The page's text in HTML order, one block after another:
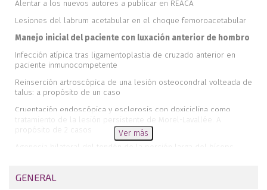
Alentar a los nuevos autores a publicar en REACA
Lesiones del labrum acetabular en el choque femoroacetabular
Manejo inicial del paciente con luxación anterior de hombro
Infección atípica tras ligamentoplastia de cruzado anterior en
paciente inmunocompetente
Reinserción artroscópica de una lesión osteocondral volteada de
talus: a propósito de un caso
Cruentación endoscópica y esclerosis con doxiciclina como
tratamiento de la lesión persistente de Morel-Lavallée. A
propósito de 2 casos
Agenesia bilateral del tendón de la porción larga del bíceps
posicionamiento en silla de playa en cirugía artroscópica de
hombro. A propósito de un caso
Ver más
GENERAL